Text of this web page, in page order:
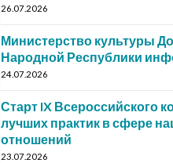
26.07.2026
Министерство культуры
Народной Республики
24.07.2026
Старт IX Всероссийского
лучших практик в сфере
отношений
23.07.2026